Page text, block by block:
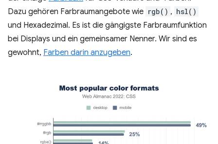
Dazu gehören Farbraumangebote wie rgb() , hsl()
und Hexadezimal. Es ist die gängigste Farbraumfunktion
bei Displays und ein gemeinsamer Nenner. Wir sind es
gewohnt, Farben darin anzugeben.